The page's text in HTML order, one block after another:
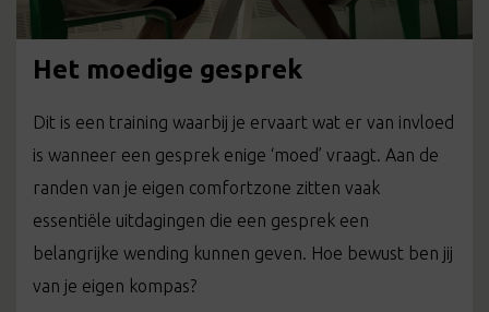
Het moedige gesprek
Dit is een training waarbij je ervaart wat er van invloed
is wanneer een gesprek enige ‘moed’ vraagt. Aan de
randen van je eigen comfortzone zitten vaak
essentiële uitdagingen die een gesprek een
belangrijke wending kunnen geven. Hoe bewust ben jij
van je eigen kompas?